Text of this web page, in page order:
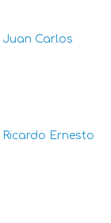
Juan Carlos
Ricardo Ernesto